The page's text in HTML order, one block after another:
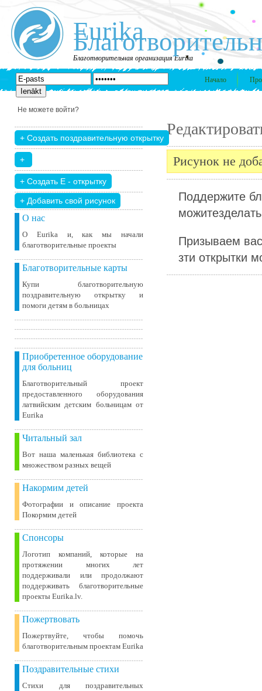
Eurika
Благотворительная организация Eurika
Начало
Не можете войти?
+ Добавить свой ​​рисунок
О нас
О Eurika и, как мы начали
благотворительные проекты
Благотворительные карты
Купи благотворительную
поздравительную открытку и
помоги детям в больницах
Приобретенное оборудование
для больниц
Благотворительный проект
предоставленного оборудования
латвийским детским больницам от
Eurika
Читальный зал
Вот наша маленькая библиотека c
множеством разных вещей
Накормим детей
Фотографии и описание проекта
Покормим детей
Спонсоры
Логотип компаний, которые на
протяжении многих лет
поддерживали или продолжают
поддерживать благотворительные
проекты Eurika.lv.
Пожертвовать
Пожертвуйте, чтобы помочь
благотворительным проектам Eurika
Поздравительные стихи
Стихи для поздравительных
Рисунок не
Поддержите
Призываем
зти открытки